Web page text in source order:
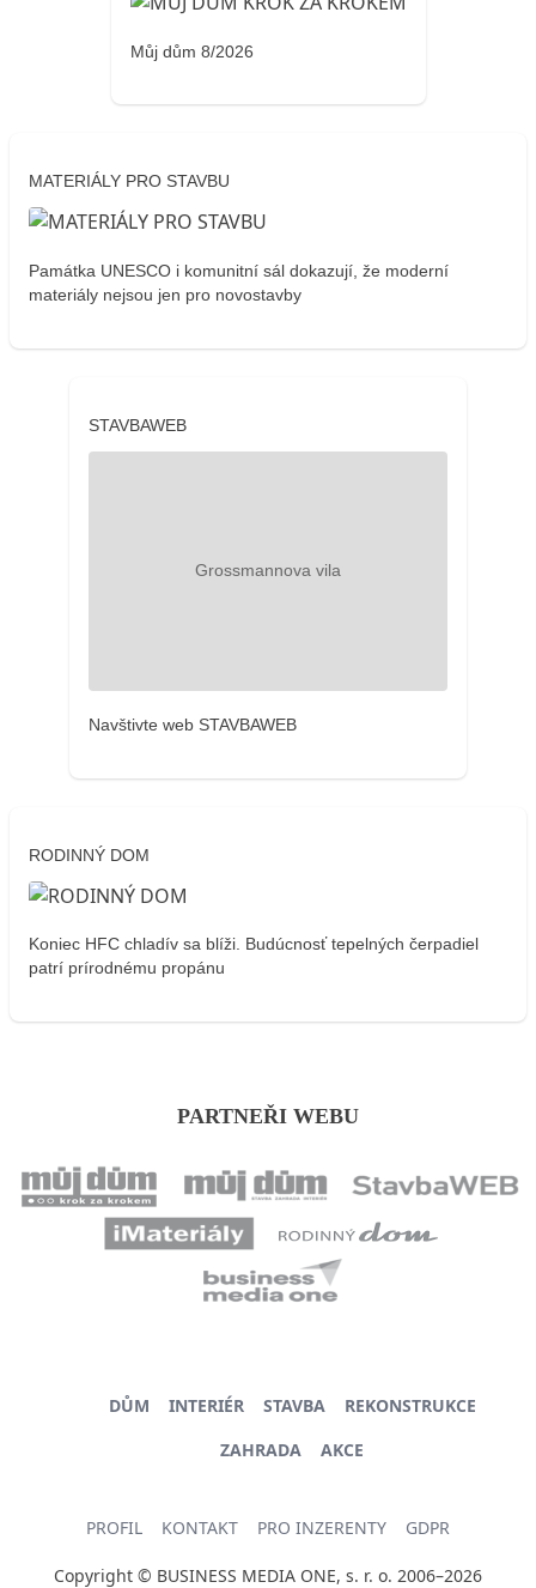
Můj dům 8/2026
MATERIÁLY PRO STAVBU
Památka UNESCO i komunitní sál dokazují, že moderní
materiály nejsou jen pro novostavby
STAVBAWEB
Navštivte web STAVBAWEB
RODINNÝ DOM
Koniec HFC chladív sa blíži. Budúcnosť tepelných čerpadiel
patrí prírodnému propánu
PARTNEŘI WEBU
DŮM INTERIÉR STAVBA
REKONSTRUKCE
ZAHRADA
AKCE
PROFIL KONTAKT PRO INZERENTY GDPR
Copyright © BUSINESS MEDIA ONE, s. r. o. 2006–2026